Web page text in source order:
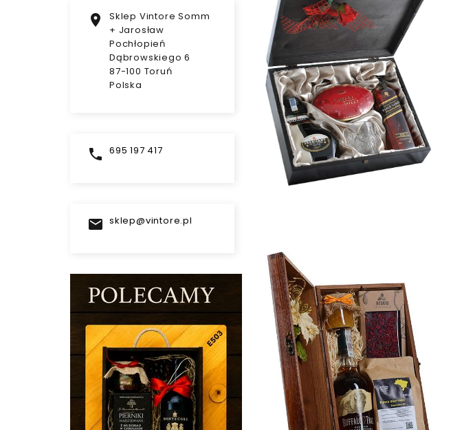

Sklep Vintore Somm
+ Jarosław
Pochłopień
Dąbrowskiego 6
87-100 Toruń
Polska
 695 197 417
 sklep@vintore.pl